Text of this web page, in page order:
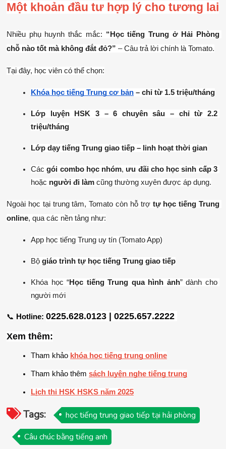
Một khoản đầu tư hợp lý cho tương lai
Nhiều phụ huynh thắc mắc: “Học tiếng Trung ở Hải Phòng
chỗ nào tốt mà không đắt đỏ?” – Câu trả lời chính là Tomato.
Tại đây, học viên có thể chọn:
Khóa học tiếng Trung cơ bản – chỉ từ 1.5 triệu/tháng
Lớp luyện HSK 3 – 6 chuyên sâu – chỉ từ 2.2
triệu/tháng
Lớp dạy tiếng Trung giao tiếp – linh hoạt thời gian
Các gói combo học nhóm, ưu đãi cho học sinh cấp 3
hoặc người đi làm cũng thường xuyên được áp dụng.
Ngoài học tại trung tâm, Tomato còn hỗ trợ tự học tiếng Trung
online, qua các nền tảng như:
App học tiếng Trung uy tín (Tomato App)
Bộ giáo trình tự học tiếng Trung giao tiếp
Khóa học “Học tiếng Trung qua hình ảnh” dành cho
người mới
📞 Hotline: 0225.628.0123 | 0225.657.2222
Xem thêm:
Tham khảo khóa học tiếng trung online
Tham khảo thêm sách luyện nghe tiếng trung
Lịch thi HSK HSKS năm 2025
Tags:
học tiếng trung giao tiếp tại hải phòng
Câu chúc bằng tiếng anh